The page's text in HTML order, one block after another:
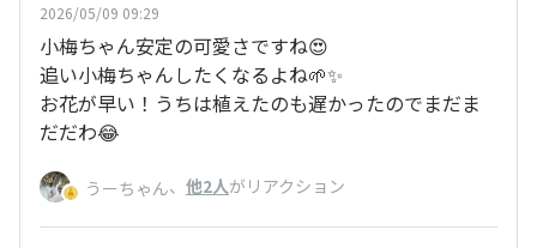
2026/05/09 09:29
小梅ちゃん安定の可愛さですね😍
追い小梅ちゃんしたくなるよね🌱✨
お花が早い！うちは植えたのも遅かったのでまだま
だだわ😂
うーちゃん、 他2人がリアクション